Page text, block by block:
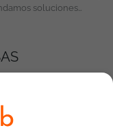
soluciones
necesidades de
siempre lo mejor
una de nuestras